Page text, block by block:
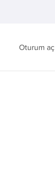
Oturum aç